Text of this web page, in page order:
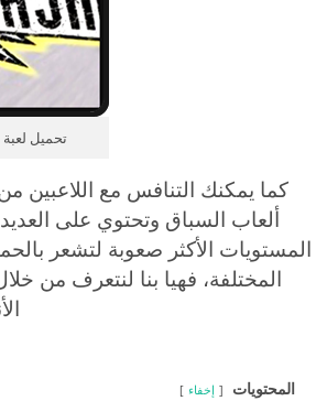
تحميل لعبة Road Rash رود راش سباق الموتسيكلات
كما يمكنك التنافس مع اللاعبين
ألعاب السباق وتحتوي على
المستويات الأكثر صعوبة لتشعر
المختلفة، فهيا بنا لنتعرف من
المحتويات إخفاء